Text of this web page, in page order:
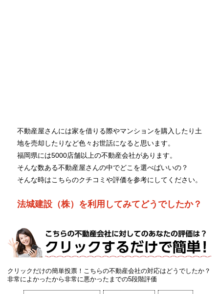
不動産屋さんには家を借りる際やマンションを購入したり土
地を売却したりなど色々お世話になると思います。
福岡県には5000店舗以上の不動産会社があります。
そんな数ある不動産屋さんの中でどこを選べばいいの？
そんな時はこちらのクチコミや評価を参考にしてください。
法城建設（株）を利用してみてどうでしたか？
クリックだけの簡単投票！こちらの不動産会社の対応はどうでしたか？
非常によかったから非常に悪かったまでの5段階評価